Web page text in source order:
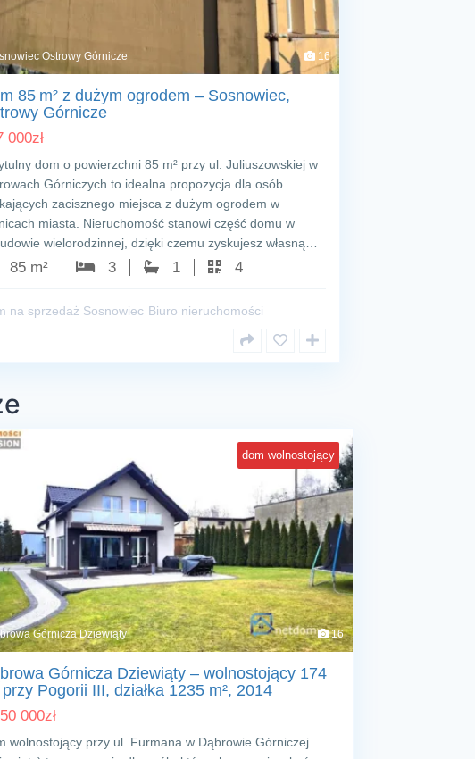
Ostrowy Górnicze 16
85 m² z dużym ogrodem – Sosnowiec,
Górnicze
000zł
dom o powierzchni 85 m² przy ul. Juliuszowskiej w
Górniczych to idealna propozycja dla osób
zacisznego miejsca z dużym ogrodem w
miasta. Nieruchomość stanowi część domu w
wielorodzinnej, dzięki czemu zyskujesz własną…
85 m² 3 1 4
na sprzedaż Sosnowiec Biuro nieruchomości
dom wolnostojący
Górnicza Dziewiąty 16
Górnicza Dziewiąty – wolnostojący 174
przy Pogorii III, działka 1235 m², 2014
000zł
wolnostojący przy ul. Furmana w Dąbrowie Górniczej